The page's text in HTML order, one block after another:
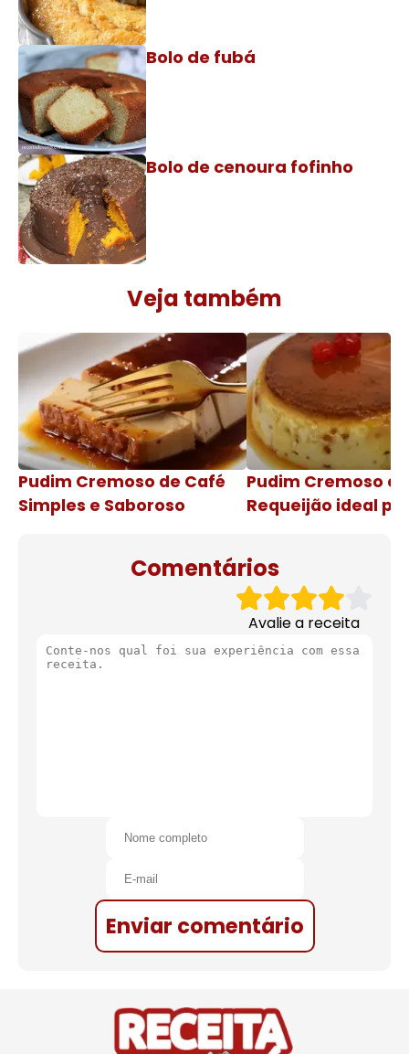
Bolo de fubá
Bolo de cenoura fofinho
Veja também
Pudim Cremoso de Café
Simples e Saboroso
Pudim Cremoso
Requeijão ideal
Comentários
Avalie a receita
Enviar comentário